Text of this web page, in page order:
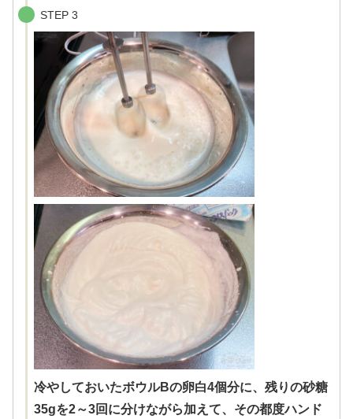
STEP 3
冷やしておいたボウルBの卵白4個分に、残りの砂糖
35gを2～3回に分けながら加えて、その都度ハンド